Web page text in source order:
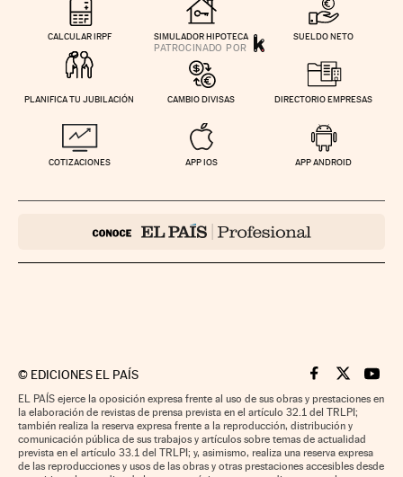
CALCULAR IRPF SIMULADOR HIPOTECA SUELDO NETO
PLANIFICA TU JUBILACIÓN CAMBIO DIVISAS DIRECTORIO EMPRESAS
COTIZACIONES APP IOS APP ANDROID
© EDICIONES EL PAÍS Cinco Días en
Cinco Días
Cinco
EL PAÍS ejerce la oposición expresa frente al uso de sus obras y prestaciones en
la elaboración de revistas de prensa prevista en el artículo 32.1 del TRLPI;
también realiza la reserva expresa frente a la reproducción, distribución y
comunicación pública de sus trabajos y artículos sobre temas de actualidad
prevista en el artículo 33.1 del TRLPI; y, asimismo, realiza una reserva expresa
de las reproducciones y usos de las obras y otras prestaciones accesibles desde